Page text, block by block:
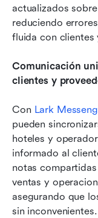
actualizados
reduciendo
fluida con clientes
Comunicación
clientes y
Con Lark
pueden
hoteles y
informado al
notas
ventas y
asegurando que
sin inconvenientes.